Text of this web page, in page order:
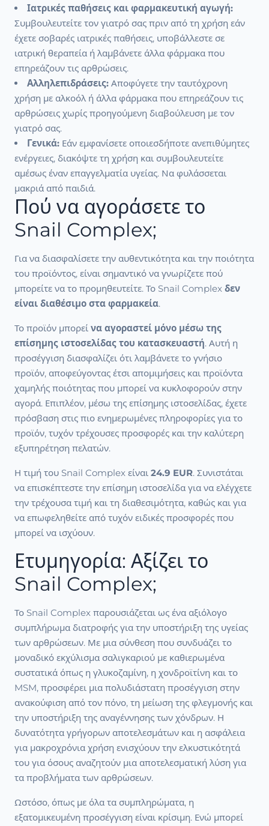
Ιατρικές παθήσεις και φαρμακευτική αγωγή:
Συμβουλευτείτε τον γιατρό σας πριν από τη χρήση εάν
έχετε σοβαρές ιατρικές παθήσεις, υποβάλλεστε σε
ιατρική θεραπεία ή λαμβάνετε άλλα φάρμακα που
επηρεάζουν τις αρθρώσεις.
Αλληλεπιδράσεις: Αποφύγετε την ταυτόχρονη
χρήση με αλκοόλ ή άλλα φάρμακα που επηρεάζουν τις
αρθρώσεις χωρίς προηγούμενη διαβούλευση με τον
γιατρό σας.
Γενικά: Εάν εμφανίσετε οποιεσδήποτε ανεπιθύμητες
ενέργειες, διακόψτε τη χρήση και συμβουλευτείτε
αμέσως έναν επαγγελματία υγείας. Να φυλάσσεται
μακριά από παιδιά.
Πού να αγοράσετε το
Snail Complex;
Για να διασφαλίσετε την αυθεντικότητα και την ποιότητα
του προϊόντος, είναι σημαντικό να γνωρίζετε πού
μπορείτε να το προμηθευτείτε. Το Snail Complex δεν
είναι διαθέσιμο στα φαρμακεία.
Το προϊόν μπορεί να αγοραστεί μόνο μέσω της
επίσημης ιστοσελίδας του κατασκευαστή. Αυτή η
προσέγγιση διασφαλίζει ότι λαμβάνετε το γνήσιο
προϊόν, αποφεύγοντας έτσι απομιμήσεις και προϊόντα
χαμηλής ποιότητας που μπορεί να κυκλοφορούν στην
αγορά. Επιπλέον, μέσω της επίσημης ιστοσελίδας, έχετε
πρόσβαση στις πιο ενημερωμένες πληροφορίες για το
προϊόν, τυχόν τρέχουσες προσφορές και την καλύτερη
εξυπηρέτηση πελατών.
Η τιμή του Snail Complex είναι 24.9 EUR. Συνιστάται
να επισκέπτεστε την επίσημη ιστοσελίδα για να ελέγχετε
την τρέχουσα τιμή και τη διαθεσιμότητα, καθώς και για
να επωφεληθείτε από τυχόν ειδικές προσφορές που
μπορεί να ισχύουν.
Ετυμηγορία: Αξίζει το
Snail Complex;
Το Snail Complex παρουσιάζεται ως ένα αξιόλογο
συμπλήρωμα διατροφής για την υποστήριξη της υγείας
των αρθρώσεων. Με μια σύνθεση που συνδυάζει το
μοναδικό εκχύλισμα σαλιγκαριού με καθιερωμένα
συστατικά όπως η γλυκοζαμίνη, η χονδροϊτίνη και το
MSM, προσφέρει μια πολυδιάστατη προσέγγιση στην
ανακούφιση από τον πόνο, τη μείωση της φλεγμονής και
την υποστήριξη της αναγέννησης των χόνδρων. Η
δυνατότητα γρήγορων αποτελεσμάτων και η ασφάλεια
για μακροχρόνια χρήση ενισχύουν την ελκυστικότητά
του για όσους αναζητούν μια αποτελεσματική λύση για
τα προβλήματα των αρθρώσεων.
Ωστόσο, όπως με όλα τα συμπληρώματα, η
εξατομικευμένη προσέγγιση είναι κρίσιμη. Ενώ μπορεί